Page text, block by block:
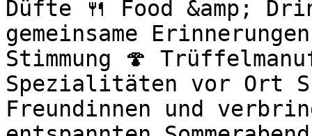
Düfte 🍴 Food &amp;
gemeinsame
Stimmung 🍄
Spezialitäten vor Ort
Freundinnen und